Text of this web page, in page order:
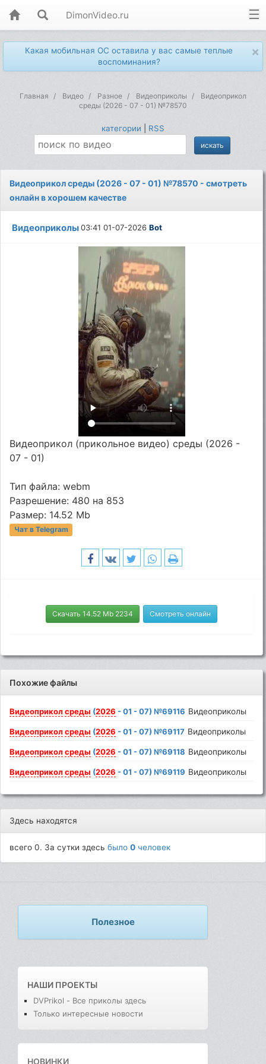
DimonVideo.ru
×
Какая мобильная ОС оставила у вас самые теплые
воспоминания?
Главная Видео Разное Видеоприколы
Видеоприкол
среды (2026 - 07 - 01) №78570
категории RSS
Видеоприкол среды (2026 - 07 - 01) №78570 - смотреть
онлайн в хорошем качестве
Видеоприколы03:41 01-07-2026Bot
Видеоприкол (прикольное видео) среды (2026 -
07 - 01)
Тип файла: webm
Разрешение: 480 на 853
Размер: 14.52 Mb
Чат в Telegram
Скачать 14.52 Mb 2234 Смотреть онлайн
Похожие файлы
Видеоприкол среды (2026 - 01 - 07) №69116 Видеоприколы
Видеоприкол среды (2026 - 01 - 07) №69117 Видеоприколы
Видеоприкол среды (2026 - 01 - 07) №69118 Видеоприколы
Видеоприкол среды (2026 - 01 - 07) №69119 Видеоприколы
Здесь находятся
всего 0. За сутки здесьбыло0 человек
Полезное
НАШИ ПРОЕКТЫ
DVPrikol - Все приколы здесь
Только интересные новости
НОВИНКИ